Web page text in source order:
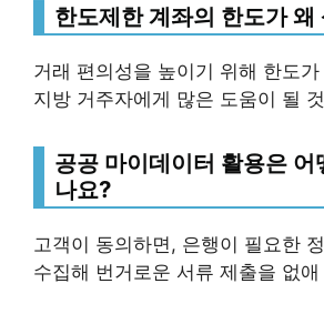
한도제한 계좌의 한도가 왜
거래 편의성을 높이기 위해 한도
지방 거주자에게 많은 도움이 될
공공 마이데이터 활용은 어
나요?
고객이 동의하면, 은행이 필요한
수집해 번거로운 서류 제출을 없